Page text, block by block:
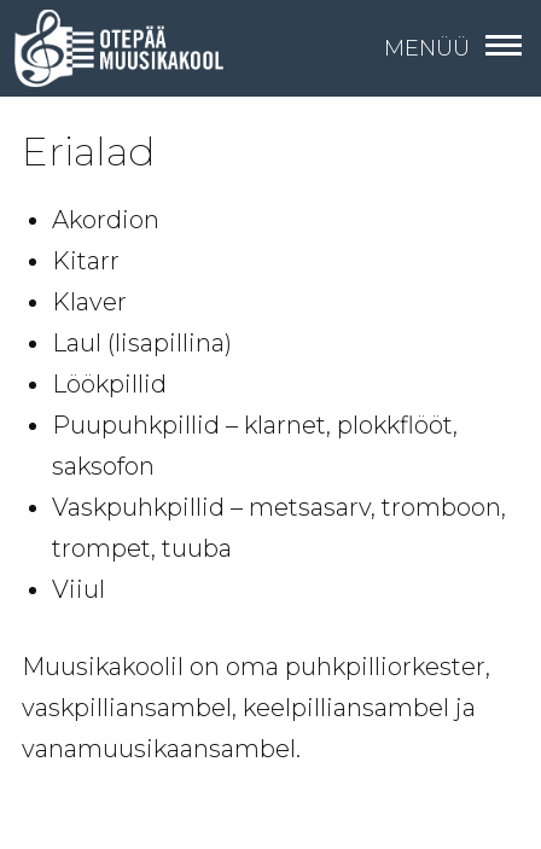
Erialad
Akordion
Kitarr
Klaver
Laul (lisapillina)
Löökpillid
Puupuhkpillid – klarnet, plokkflööt,
saksofon
Vaskpuhkpillid – metsasarv, tromboon,
trompet, tuuba
Viiul
Muusikakoolil on oma puhkpilliorkester,
vaskpilliansambel, keelpilliansambel ja
vanamuusikaansambel.
MENÜÜ